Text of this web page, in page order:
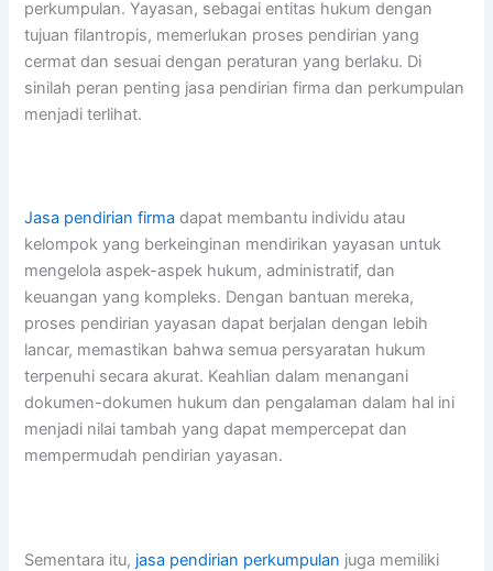
perkumpulan. Yayasan, sebagai entitas hukum dengan
tujuan filantropis, memerlukan proses pendirian yang
cermat dan sesuai dengan peraturan yang berlaku. Di
sinilah peran penting jasa pendirian firma dan perkumpulan
menjadi terlihat.
Jasa pendirian firma dapat membantu individu atau
kelompok yang berkeinginan mendirikan yayasan untuk
mengelola aspek-aspek hukum, administratif, dan
keuangan yang kompleks. Dengan bantuan mereka,
proses pendirian yayasan dapat berjalan dengan lebih
lancar, memastikan bahwa semua persyaratan hukum
terpenuhi secara akurat. Keahlian dalam menangani
dokumen-dokumen hukum dan pengalaman dalam hal ini
menjadi nilai tambah yang dapat mempercepat dan
mempermudah pendirian yayasan.
Sementara itu, jasa pendirian perkumpulan juga memiliki